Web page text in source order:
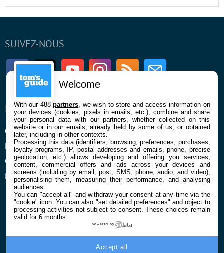
SUIVEZ-NOUS
FacebookTwitter Youtube InstagramRSS Newsletter
ENTREPRISE
Qui sommes nous
Mentions légales et CGU
Confidentialité et Cookies
Préférences cookies
À PROPOS
La rédaction
Contact
Welcome
With our 488partners , we wish to store and access information on
your devices (cookies, pixels in emails, etc.), combine and share
your personal data with our partners, whether collected on this
website or in our emails, already held by some of us, or obtained
later, including in other contexts.
Processing this data (identifiers, browsing, preferences, purchases,
loyalty programs, IP, postal addresses and emails, phone, precise
geolocation, etc.) allows developing and offering you services,
content, commercial offers and ads across your devices and
screens (including by email, post, SMS, phone, audio, and video),
personalising them, measuring their performance, and analysing
audiences.
You can "accept all" and withdraw your consent at any time via the
"cookie" icon. You can also "set detailed preferences" and object to
processing activities not subject to consent. These choices remain
valid for 6 months.
powered by
Accept all